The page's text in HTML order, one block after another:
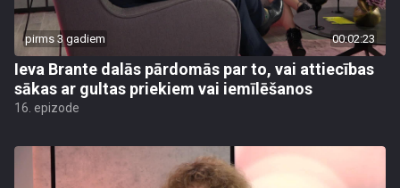
pirms 3 gadiem 00:02:23
Ieva Brante dalās pārdomās par to, vai attiecības
sākas ar gultas priekiem vai iemīlēšanos
16. epizode